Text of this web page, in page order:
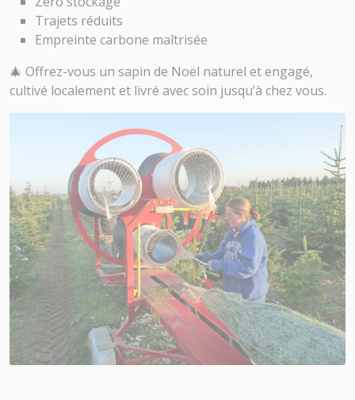
Trajets réduits
Empreinte carbone maîtrisée
🎄 Offrez-vous un sapin de Noël naturel et engagé,
cultivé localement et livré avec soin jusqu’à chez vous.